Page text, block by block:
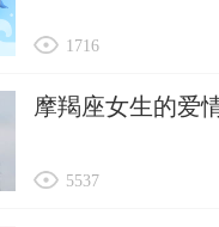
1716
摩羯座女生的爱
5537